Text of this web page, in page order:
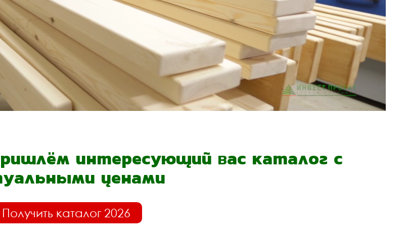
интересующий вас каталог с
ценами
Получить каталог 2026